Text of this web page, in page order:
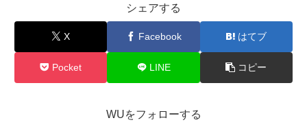
シェアする
X Facebook はてブ
Pocket LINE コピー
WUをフォローする